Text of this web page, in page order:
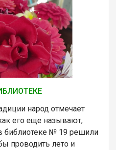
народ отмечает
его еще называют,
библиотеке № 19 решили
проводить лето и